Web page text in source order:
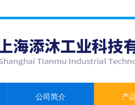
公司简介 产